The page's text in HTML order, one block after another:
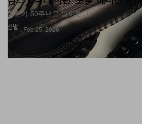
신발
빔스가 50주년을 맞이했다.
Feb 25, 2026